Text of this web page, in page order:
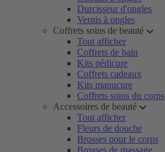
Durcisseur d'ongles
Vernis à ongles
Coffrets soins de beauté
Tout afficher
Coffrets de bain
Kits pédicure
Coffrets cadeaux
Kits manucure
Coffrets soins du corps
Accessoires de beauté
Tout afficher
Fleurs de douche
Brosses pour le corps
Brosses de massage